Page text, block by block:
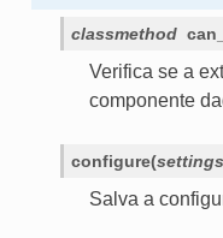
classmethod
Verifica se a
componente
configure(settings
Salva a